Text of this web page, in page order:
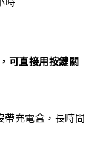
可直接用按鍵關
帶充電盒，長時間